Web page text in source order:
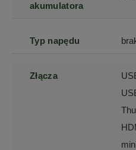
akumulatora
Typ napędu
Złącza